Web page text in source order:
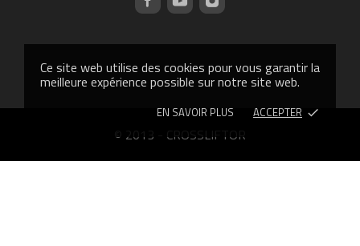
Ce site web utilise des cookies pour vous garantir la
meilleure expérience possible sur notre site web.
EN SAVOIR PLUS ACCEPTER done
© 2013 - CROSSLIFTOR